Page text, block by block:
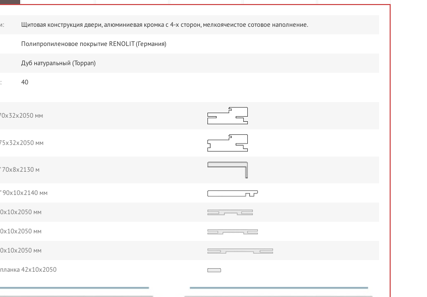
Щитовая конструкция двери, алюминиевая кромка с 4-х сторон, мелкоячеистое сотовое наполнение.
Полипропиленовое покрытие RENOLIT (Германия)
Дуб натуральный (Toppan)
40
мм
мм
70х8х2130 м
90х10х2140 мм
мм
мм
мм
42х10х2050